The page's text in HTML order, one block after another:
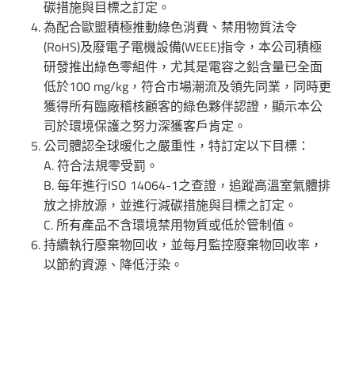
碳措施與目標之訂定。
為配合歐盟積極推動綠色消費、禁用物質法令
(RoHS)及廢電子電機設備(WEEE)指令，本公司積極
研發推出綠色零組件，尤其是電容之鉛含量已全面
低於100 mg/kg，符合市場潮流及領先同業，同時更
獲得所有臨廠稽核顧客的綠色夥伴認證，顯示本公
司於環境保護之努力深獲客戶肯定。
公司體認全球暖化之嚴重性，特訂定以下目標：
A. 符合法規零受罰。
B. 每年進行ISO 14064-1之查證，追蹤高溫室氣體排
放之排放源，並進行減碳措施與目標之訂定。
C. 所有產品不含環境禁用物質或低於管制值。
持續執行廢棄物回收，並每月監控廢棄物回收率，
以節約資源、降低汙染。